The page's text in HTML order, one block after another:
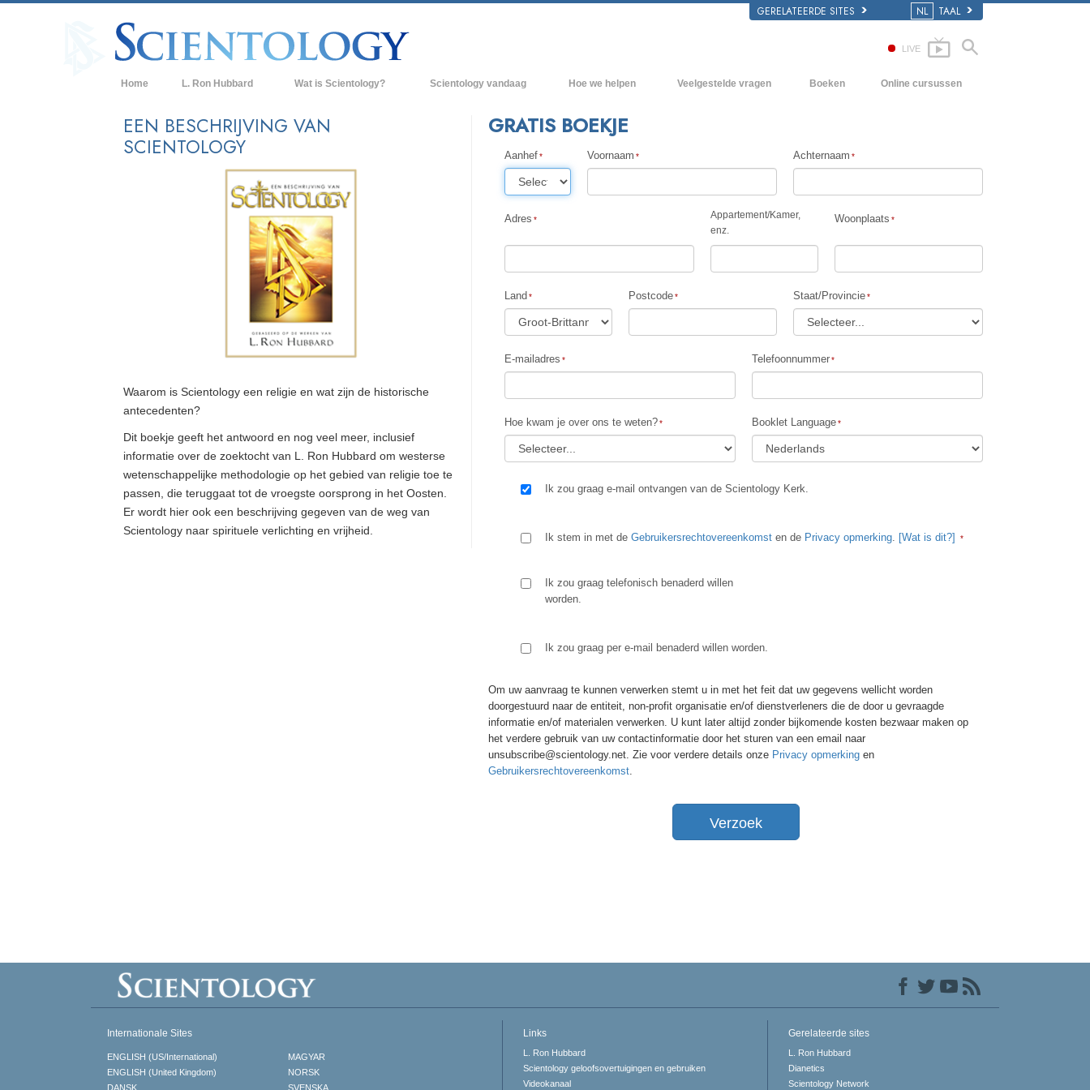
GERELATEERDE SITES NL TAAL
LIVE
Home L. Ron Hubbard Wat is Scientology?
Scientology
Maak kennis met een scientoloog
Binnen in een Kerk
De Grondbeginselen van Scientology
Een Inleiding tot Dianetics
Liefde en Haat –
Wat is Grootheid?
Scientology vandaag
Scientology beschikbaar maken voor de
David Miscavige - Kerkelijk Leider van
Hoe we helpen Veelgestelde vragen Boeken Online cursussen
Omgeving
Assisten voor Ziektes en Verwondingen
Het Huwelijk
Oplossingen voor het Drugsprobleem
Kinderen
Hulpmiddelen bij het Dagelijks Werk
Ethiek en de Condities
De Oorzaak van Onderdrukking
EEN BESCHRIJVING VAN
SCIENTOLOGY
Waarom is Scientology een religie en wat zijn de historische
antecedenten?
Dit boekje geeft het antwoord en nog veel meer, inclusief
informatie over de zoektocht van L. Ron Hubbard om westerse
wetenschappelijke methodologie op het gebied van religie toe te
passen, die teruggaat tot de vroegste oorsprong in het Oosten.
Er wordt hier ook een beschrijving gegeven van de weg van
Scientology naar spirituele verlichting en vrijheid.
GRATIS BOEKJE
Aanhef Voornaam Achternaam
Adres Appartement/Kamer,
enz.
Woonplaats
Land Postcode Staat/Provincie
E-mailadres Telefoonnummer
Hoe kwam je over ons te weten? Booklet Language
Ik zou graag e-mail ontvangen van de Scientology Kerk.
Ik stem in met de Gebruikersrechtovereenkomst en de Privacy opmerking. [Wat is dit?]
Ik zou graag telefonisch benaderd willen
worden.
Ik zou graag per e-mail benaderd willen worden.
Om uw aanvraag te kunnen verwerken stemt u in met het feit dat uw gegevens wellicht worden
doorgestuurd naar de entiteit, non-profit organisatie en/of dienstverleners die de door u gevraagde
informatie en/of materialen verwerken. U kunt later altijd zonder bijkomende kosten bezwaar maken op
het verdere gebruik van uw contactinformatie door het sturen van een email naar
unsubscribe@scientology.net. Zie voor verdere details onze Privacy opmerking en
Gebruikersrechtovereenkomst.
Verzoek
Internationale Sites
ENGLISH (US/International)
ENGLISH (United Kingdom)
DANSK
MAGYAR
NORSK
SVENSKA
Links
L. Ron Hubbard
Scientology geloofsovertuigingen en gebruiken
Videokanaal
Gerelateerde sites
L. Ron Hubbard
Dianetics
Scientology Network